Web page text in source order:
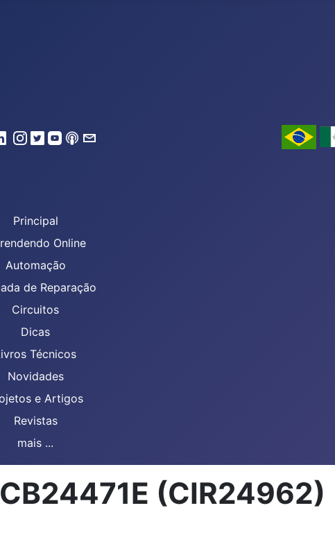
Principal
Online
Automação
de Reparação
Circuitos
Dicas
Técnicos
Novidades
e Artigos
Revistas
mais ...
(CIR24962)